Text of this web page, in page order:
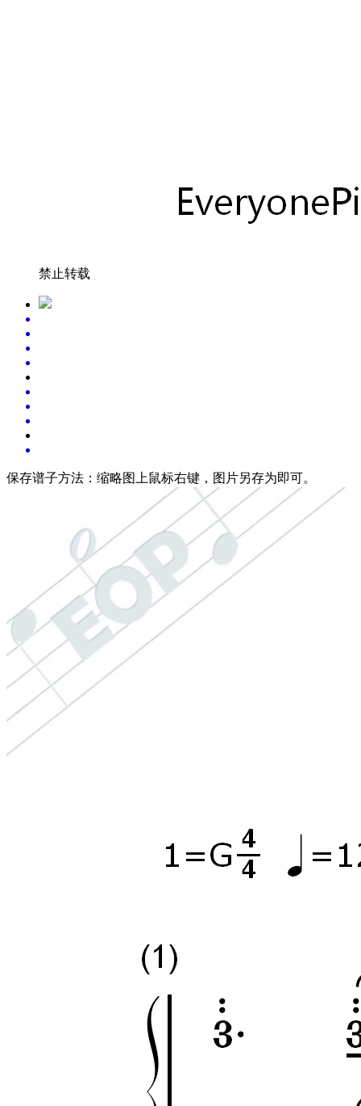
禁止转载
保存谱子方法： 缩略图上鼠标右键，图片另存为即可。